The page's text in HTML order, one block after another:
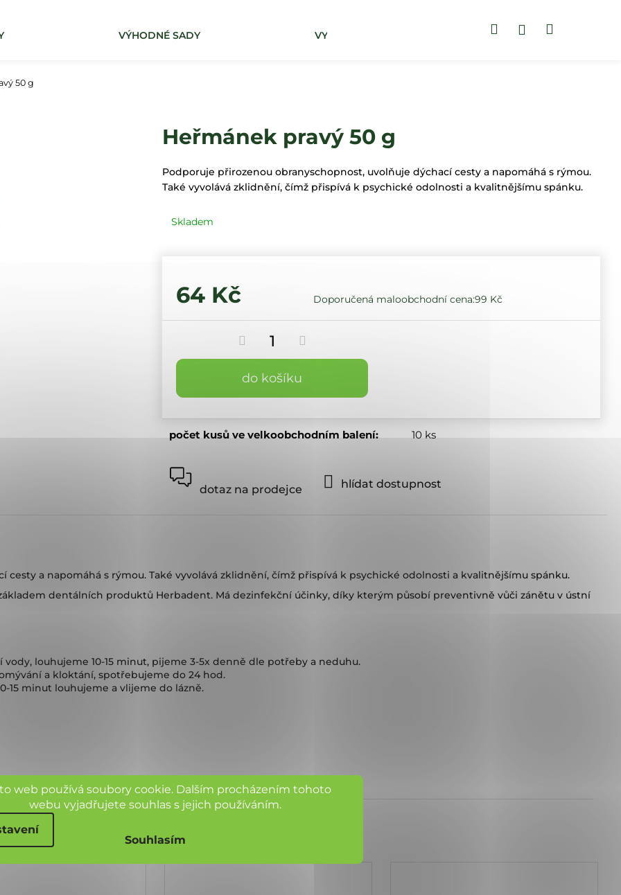
web používá soubory cookie. Dalším procházením tohoto
webu vyjadřujete souhlas s jejich používáním.
Souhlasím
VÝHODNÉ SADY VYHLEDAT DLE POTÍŽÍ ZUBNÍ PASTY
HledatPřihlášení
50 g
Heřmánek pravý 50 g
Podporuje přirozenou obranyschopnost, uvolňuje dýchací cesty a napomáhá s rýmou.
Také vyvolává zklidnění, čímž přispívá k psychické odolnosti a kvalitnějšímu spánku.
Skladem
99 Kč
64 Kč
do košíku
počet kusů ve velkoobchodním balení: 10 ks
dotaz na prodejce hlídat dostupnost
a napomáhá s rýmou. Také vyvolává zklidnění, čímž přispívá k psychické odolnosti a kvalitnějšímu spánku.
dentálních produktů Herbadent. Má dezinfekční účinky, díky kterým působí preventivně vůči zánětu v ústní
vody, louhujeme 10-15 minut, pijeme 3-5x denně dle potřeby a neduhu.
a kloktání, spotřebujeme do 24 hod.
15 minut louhujeme a vlijeme do lázně.
Co potřebujete najít?